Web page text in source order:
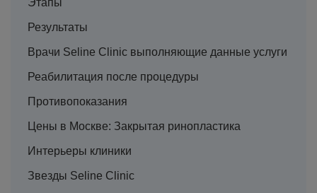
Результаты
Врачи Seline Clinic выполняющие данные услуги
Реабилитация после процедуры
Противопоказания
Цены в Москве: Закрытая ринопластика
Интерьеры клиники
Звезды Seline Clinic